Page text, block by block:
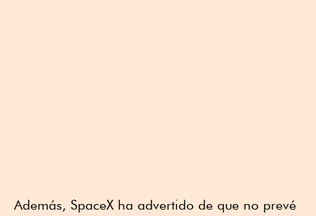
Además, SpaceX ha advertido de que no prevé